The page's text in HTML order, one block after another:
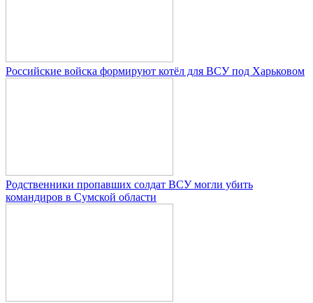
Российские войска формируют котёл для ВСУ под Харьковом
Родственники пропавших солдат ВСУ могли убить
командиров в Сумской области